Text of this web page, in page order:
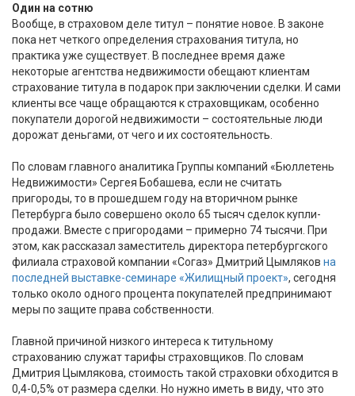
Один на сотню
Вообще, в страховом деле титул – понятие новое. В законе
пока нет четкого определения страхования титула, но
практика уже существует. В последнее время даже
некоторые агентства недвижимости обещают клиентам
страхование титула в подарок при заключении сделки. И сами
клиенты все чаще обращаются к страховщикам, особенно
покупатели дорогой недвижимости – состоятельные люди
дорожат деньгами, от чего и их состоятельность.
По словам главного аналитика Группы компаний «Бюллетень
Недвижимости» Сергея Бобашева, если не считать
пригороды, то в прошедшем году на вторичном рынке
Петербурга было совершено около 65 тысяч сделок купли-
продажи. Вместе с пригородами – примерно 74 тысячи. При
этом, как рассказал заместитель директора петербургского
филиала страховой компании «Согаз» Дмитрий Цымляков на
последней выставке-семинаре «Жилищный проект», сегодня
только около одного процента покупателей предпринимают
меры по защите права собственности.
Главной причиной низкого интереса к титульному
страхованию служат тарифы страховщиков. По словам
Дмитрия Цымлякова, стоимость такой страховки обходится в
0,4-0,5% от размера сделки. Но нужно иметь в виду, что это